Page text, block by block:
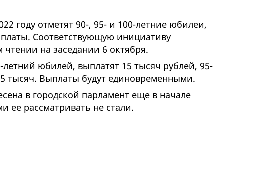
году отметят 90-, 95- и 100-летние юбилеи,
Соответствующую инициативу
на заседании 6 октября.
юбилей, выплатят 15 тысяч рублей, 95-
тысяч. Выплаты будут единовременными.
в городской парламент еще в начале
ее рассматривать не стали.